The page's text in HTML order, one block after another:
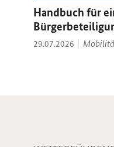
Handbuch für
Datum:
29.07.2026 Thema: